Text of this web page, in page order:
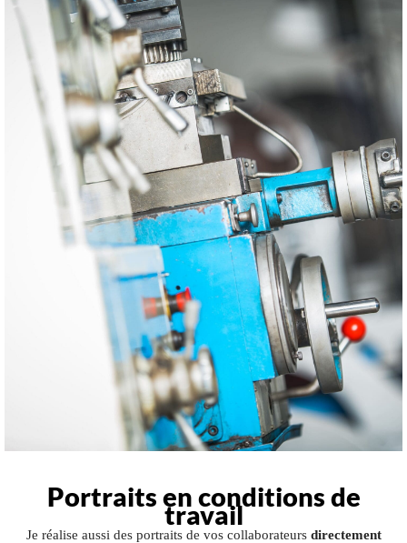
Portraits en conditions de
travail
Je réalise aussi des portraits de vos collaborateurs directement